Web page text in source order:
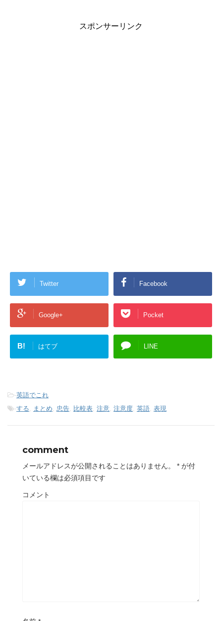
スポンサーリンク
Twitter Facebook
Google+ Pocket
B! はてブ LINE
-英語でこれ
-する まとめ 忠告 比較表 注意 注意度 英語 表現
comment
メールアドレスが公開されることはありません。 * が付
いている欄は必須項目です
コメント